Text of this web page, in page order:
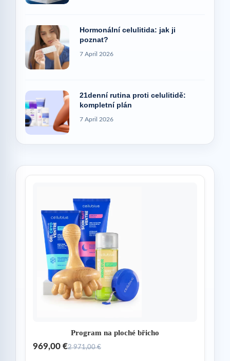
Hormonální celulitida: jak ji
poznat?
7 April 2026
21denní rutina proti celulitidě:
kompletní plán
7 April 2026
Program na ploché břicho
969,00 €2 971,00 €